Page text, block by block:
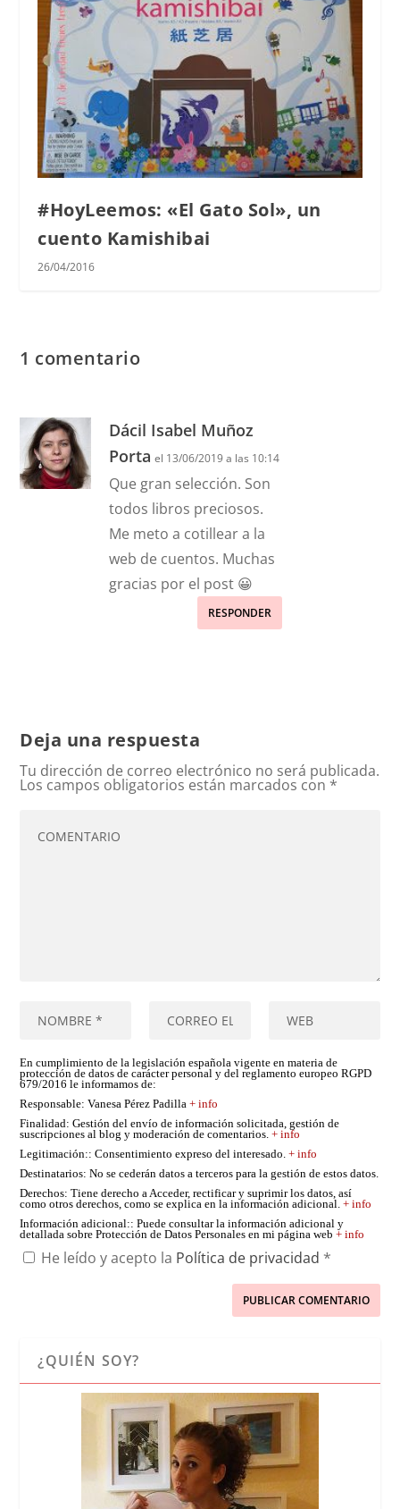
#HoyLeemos: «El Gato Sol», un
cuento Kamishibai
26/04/2016
1 comentario
Dácil Isabel Muñoz
Porta el 13/06/2019 a las 10:14
Que gran selección. Son
todos libros preciosos.
Me meto a cotillear a la
web de cuentos. Muchas
gracias por el post 😀
RESPONDER
Deja una respuesta
Tu dirección de correo electrónico no será publicada.
Los campos obligatorios están marcados con *
En cumplimiento de la legislación española vigente en materia de
protección de datos de carácter personal y del reglamento europeo RGPD
679/2016 le informamos de:
Responsable: Vanesa Pérez Padilla+ info
Finalidad: Gestión del envío de información solicitada, gestión de
suscripciones al blog y moderación de comentarios.+ info
Legitimación:: Consentimiento expreso del interesado.+ info
Destinatarios: No se cederán datos a terceros para la gestión de estos datos.
Derechos: Tiene derecho a Acceder, rectificar y suprimir los datos, así
como otros derechos, como se explica en la información adicional.+ info
Información adicional:: Puede consultar la información adicional y
detallada sobre Protección de Datos Personales en mi página web+ info
He leído y acepto la Política de privacidad *
¿QUIÉN SOY?